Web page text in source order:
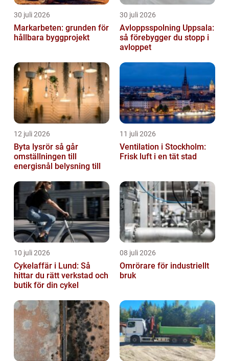
30 juli 2026
Markarbeten: grunden för
hållbara byggprojekt
30 juli 2026
Avloppsspolning Uppsala:
så förebygger du stopp i
avloppet
12 juli 2026
Byta lysrör så går
omställningen till
energisnål belysning till
11 juli 2026
Ventilation i Stockholm:
Frisk luft i en tät stad
10 juli 2026
Cykelaffär i Lund: Så
hittar du rätt verkstad och
butik för din cykel
08 juli 2026
Omrörare för industriellt
bruk